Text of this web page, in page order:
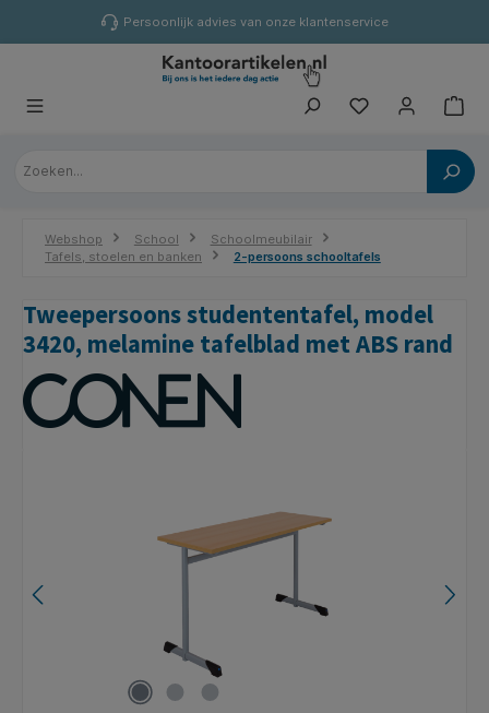
Persoonlijk advies van onze klantenservice
Webshop School
Schoolmeubilair
Tafels, stoelen en banken
2-persoons schooltafels
Tweepersoons studententafel, model
3420, melamine tafelblad met ABS rand